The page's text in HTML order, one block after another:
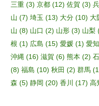
三重 (3) 京都 (12) 佐賀 (3)
山 (7) 埼玉 (13) 大分 (10) 大
山 (8) 山口 (2) 山形 (3) 山梨
根 (1) 広島 (15) 愛媛 (1) 愛知
沖縄 (16) 滋賀 (6) 熊本 (2)
(8) 福島 (10) 秋田 (2) 群馬
森 (5) 静岡 (20) 香川 (17) 高